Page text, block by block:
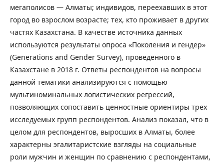
мегаполисов — Алматы; индивидов, переехавших в этот
город во взрослом возрасте; тех, кто проживает в других
частях Казахстана. В качестве источника данных
используются результаты опроса «Поколения и гендер»
(Generations and Gender Survey), проведенного в
Казахстане в 2018 г. Ответы респондентов на вопросы
данной тематики анализируются с помощью
мультиноминальных логистических регрессий,
позволяющих сопоставить ценностные ориентиры трех
исследуемых групп респондентов. Анализ показал, что в
целом для респондентов, выросших в Алматы, более
характерны эгалитаристские взгляды на социальные
роли мужчин и женщин по сравнению с респондентами,